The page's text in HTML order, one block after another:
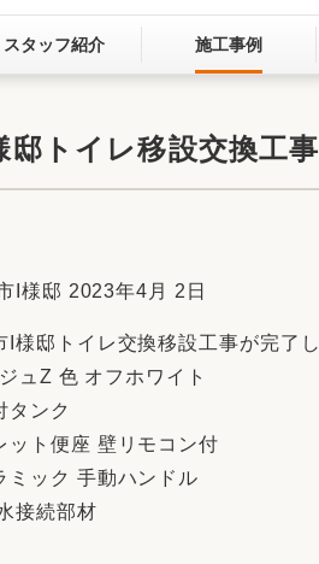
トイレ
バルコニー ガーデンスペース
3Dシ
上・品質改善の取り組み
しから性能向上リフォームをワン
スタッフ紹介 施工事例
邸トイレ移設交換工
I様邸 2023年4月 2日
I様邸トイレ交換移設工事が完了し
ュZ 色 オフホワイト
タンク
ット便座 壁リモコン付
ミック 手動ハンドル
接続部材